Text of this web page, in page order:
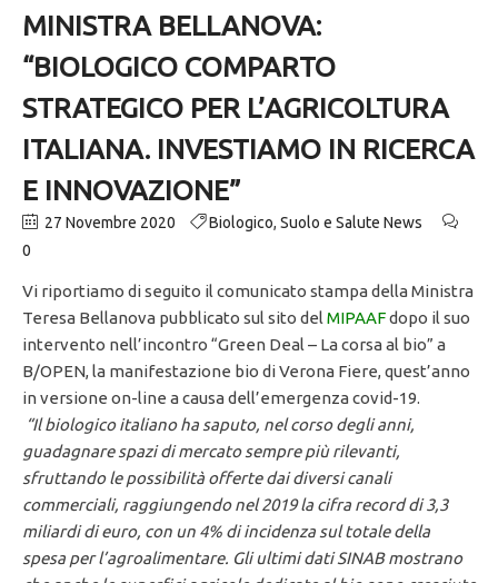
MINISTRA BELLANOVA:
“BIOLOGICO COMPARTO
STRATEGICO PER L’AGRICOLTURA
ITALIANA. INVESTIAMO IN RICERCA
E INNOVAZIONE”
27 Novembre 2020 Biologico, Suolo e Salute News
0
Vi riportiamo di seguito il comunicato stampa della Ministra
Teresa Bellanova pubblicato sul sito del MIPAAFdopo il suo
intervento nell’incontro “Green Deal – La corsa al bio” a
B/OPEN, la manifestazione bio di Verona Fiere, quest’anno
in versione on-line a causa dell’emergenza covid-19.
“Il biologico italiano ha saputo, nel corso degli anni,
guadagnare spazi di mercato sempre più rilevanti,
sfruttando le possibilità offerte dai diversi canali
commerciali, raggiungendo nel 2019 la cifra record di 3,3
miliardi di euro, con un 4% di incidenza sul totale della
spesa per l’agroalimentare. Gli ultimi dati SINAB mostrano